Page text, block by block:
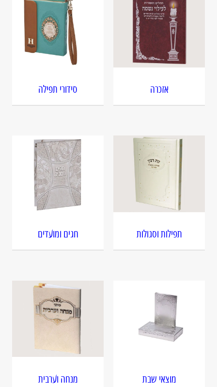
אזכרה סידורי תפילה
תפילות וסגולות חגים ומועדים
מוצאי שבת מנחה וערבית